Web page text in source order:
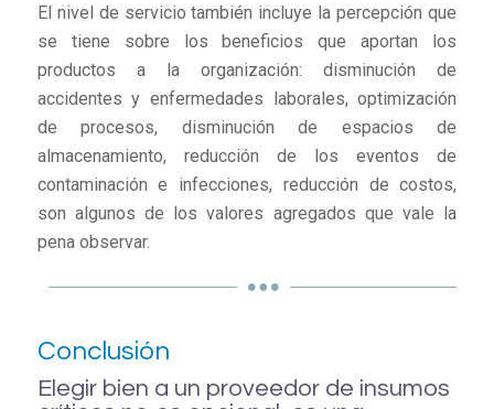
El nivel de servicio también incluye la percepción que
se tiene sobre los beneficios que aportan los
productos a la organización: disminución de
accidentes y enfermedades laborales, optimización
de procesos, disminución de espacios de
almacenamiento, reducción de los eventos de
contaminación e infecciones, reducción de costos,
son algunos de los valores agregados que vale la
pena observar.
Conclusión
Elegir bien a un proveedor de insumos